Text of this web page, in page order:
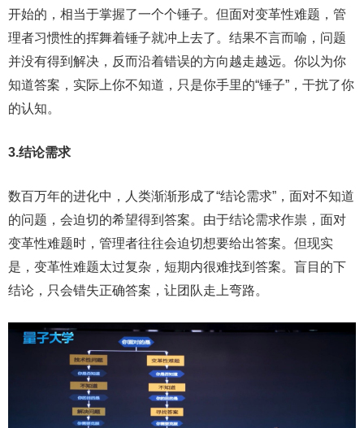
开始的，相当于掌握了一个个锤子。但面对变革性难题，管
理者习惯性的挥舞着锤子就冲上去了。结果不言而喻，问题
并没有得到解决，反而沿着错误的方向越走越远。你以为你
知道答案，实际上你不知道，只是你手里的“锤子”，干扰了你
的认知。
3.结论需求
数百万年的进化中，人类渐渐形成了“结论需求”，面对不知道
的问题，会迫切的希望得到答案。由于结论需求作祟，面对
变革性难题时，管理者往往会迫切想要给出答案。但现实
是，变革性难题太过复杂，短期内很难找到答案。盲目的下
结论，只会错失正确答案，让团队走上弯路。